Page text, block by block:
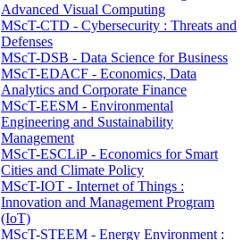
Advanced Visual Computing
MScT-CTD - Cybersecurity : Threats and
Defenses
MScT-DSB - Data Science for Business
MScT-EDACF - Economics, Data
Analytics and Corporate Finance
MScT-EESM - Environmental
Engineering and Sustainability
Management
MScT-ESCLiP - Economics for Smart
Cities and Climate Policy
MScT-IOT - Internet of Things :
Innovation and Management Program
(IoT)
MScT-STEEM - Energy Environment :